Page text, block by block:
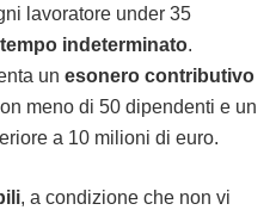
lavoratore under 35
tempo indeterminato.
unesonero contributivo
meno di 50 dipendenti e un
a 10 milioni di euro.
, a condizione che non vi